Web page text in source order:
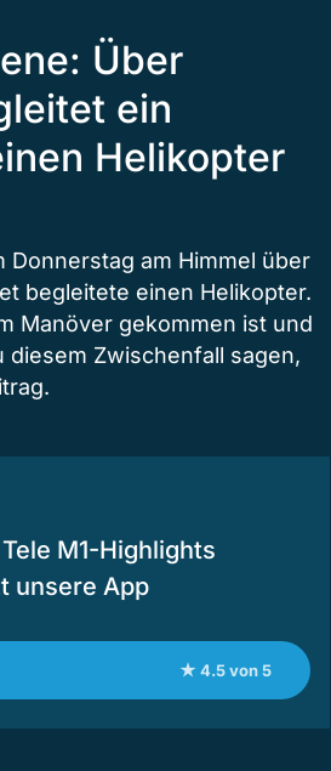
Über
ein
Helikopter
Donnerstag am Himmel über
begleitete einen Helikopter.
Manöver gekommen ist und
diesem Zwischenfall sagen,
M1-Highlights
unsere App
★ 4.5 von 5